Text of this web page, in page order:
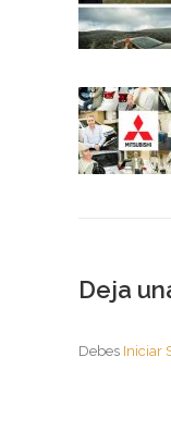
Deja
Debes Iniciar